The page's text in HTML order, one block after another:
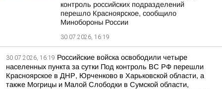
контроль российских подразделений
перешло Красноярское, сообщило
Минобороны России
30.07.2026, 16:19
30.07.2026, 16:19 Российские войска освободили четыре
населенных пункта за сутки Под контроль ВС РФ перешли
Красноярское в ДНР, Юрченково в Харьковской области, а
также Могрицы и Малой Слободки в Сумской области,